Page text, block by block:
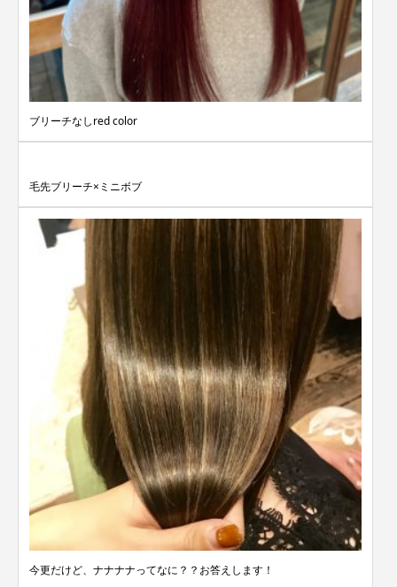
ブリーチなしred color
毛先ブリーチ×ミニボブ
今更だけど、ナナナナってなに？？お答えします！